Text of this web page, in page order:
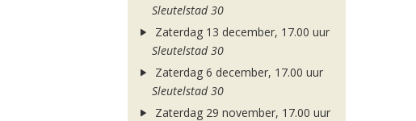
Sleutelstad 30
Zaterdag 13 december, 17.00 uur
Sleutelstad 30
Zaterdag 6 december, 17.00 uur
Sleutelstad 30
Zaterdag 29 november, 17.00 uur